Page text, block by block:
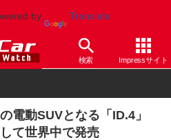
by Translate
検索 Impressサイト
スワーゲン ID.4
電動SUVとなる「ID.4」
て世界中で発売